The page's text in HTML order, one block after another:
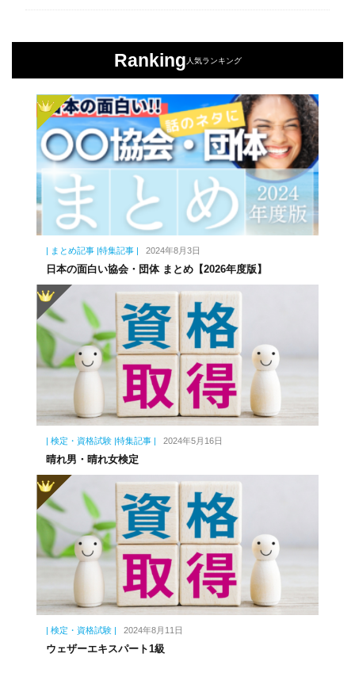
Ranking 人気ランキング
| まとめ記事 |特集記事 | 2024年8月3日
日本の面白い協会・団体 まとめ【2026年度版】
| 検定・資格試験 |特集記事 | 2024年5月16日
晴れ男・晴れ女検定
| 検定・資格試験 | 2024年8月11日
ウェザーエキスパート1級